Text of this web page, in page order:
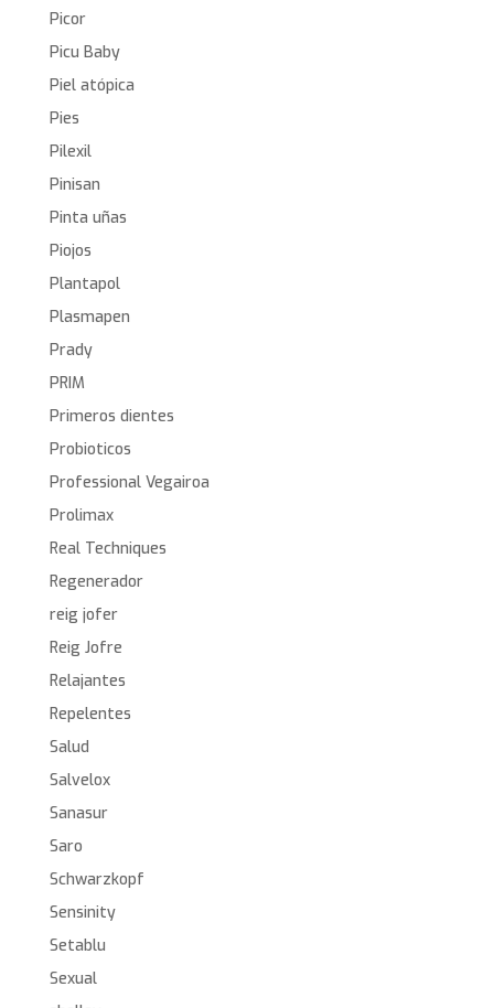
Picor
Picu Baby
Piel atópica
Pies
Pilexil
Pinisan
Pinta uñas
Piojos
Plantapol
Plasmapen
Prady
PRIM
Primeros dientes
Probioticos
Professional Vegairoa
Prolimax
Real Techniques
Regenerador
reig jofer
Reig Jofre
Relajantes
Repelentes
Salud
Salvelox
Sanasur
Saro
Schwarzkopf
Sensinity
Setablu
Sexual